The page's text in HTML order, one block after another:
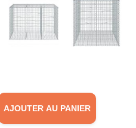
AJOUTER AU PANIER